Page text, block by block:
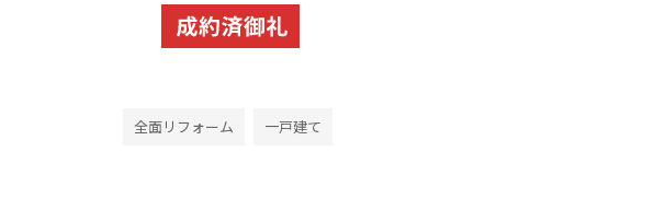
全面リフォーム 一戸建て